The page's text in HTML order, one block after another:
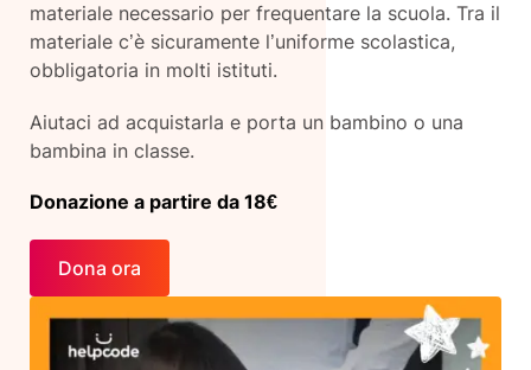
materiale necessario per frequentare la scuola. Tra il
materiale c’è sicuramente l’uniforme scolastica,
obbligatoria in molti istituti.
Aiutaci ad acquistarla e porta un bambino o una
bambina in classe.
Donazione a partire da 18€
Dona ora